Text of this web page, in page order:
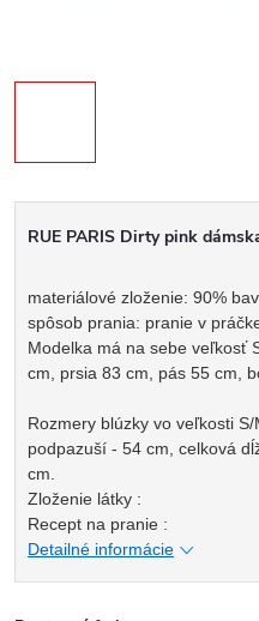
RUE PARIS Dirty pink
materiálové zloženie: 90%
spôsob prania: pranie v
Modelka má na sebe veľkosť
cm, prsia 83 cm, pás 55 cm,
Rozmery blúzky vo veľkosti
podpazuší - 54 cm, celková
cm.
Zloženie látky :
Recept na pranie :
Detailné informácie